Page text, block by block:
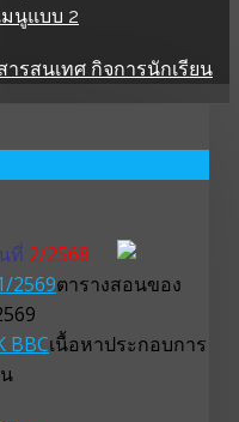
มนูแบบ 2
ารสนเทศ กิจการนักเรียน
ที่ 2/2568
2569ตารางสอนของ
BBCเนื้อหาประกอบการ